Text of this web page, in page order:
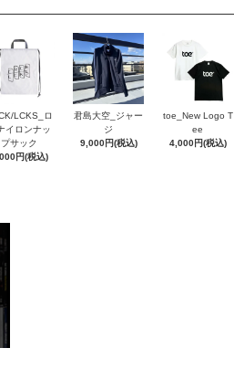
LCKS_ロ
イロンナッ
プサック
円(税込)
君島大空_ジャー
ジ
9,000円(税込)
toe_New Logo T
ee
4,000円(税込)